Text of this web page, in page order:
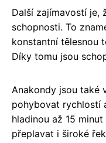
Další zajímavostí je,
schopnosti. To
konstantní tělesnou
Díky tomu jsou
Anakondy jsou také
pohybovat rychlostí
hladinou až 15
přeplavat i široké